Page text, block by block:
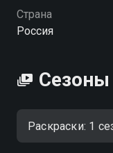
водные
волшебника.
охраняющими
моменты: он
микстурой.
как превращать
приключения. Ам
Страна
Россия
Сезоны